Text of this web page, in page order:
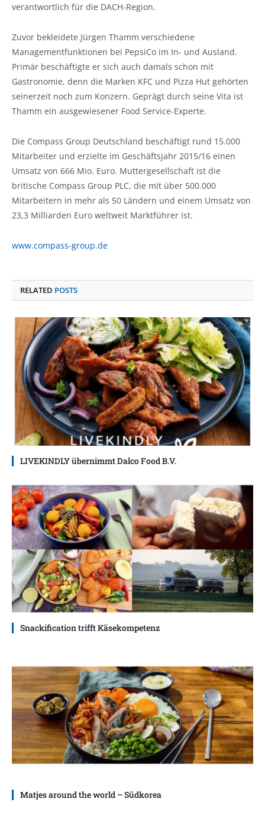
verantwortlich für die DACH-Region.
Zuvor bekleidete Jürgen Thamm verschiedene
Managementfunktionen bei PepsiCo im In- und Ausland.
Primär beschäftigte er sich auch damals schon mit
Gastronomie, denn die Marken KFC und Pizza Hut gehörten
seinerzeit noch zum Konzern. Geprägt durch seine Vita ist
Thamm ein ausgewiesener Food Service-Experte.
Die Compass Group Deutschland beschäftigt rund 15.000
Mitarbeiter und erzielte im Geschäftsjahr 2015/16 einen
Umsatz von 666 Mio. Euro. Muttergesellschaft ist die
britische Compass Group PLC, die mit über 500.000
Mitarbeitern in mehr als 50 Ländern und einem Umsatz von
23,3 Milliarden Euro weltweit Marktführer ist.
www.compass-group.de
RELATED POSTS
LIVEKINDLY übernimmt Dalco Food B.V.
Snackification trifft Käsekompetenz
Matjes around the world – Südkorea